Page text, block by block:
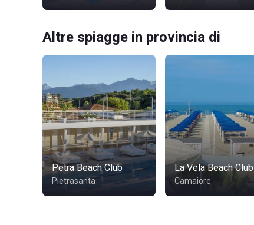
Altre spiagge in provincia di
Petra Beach Club
Pietrasanta
La Vela Beach Club
Camaiore